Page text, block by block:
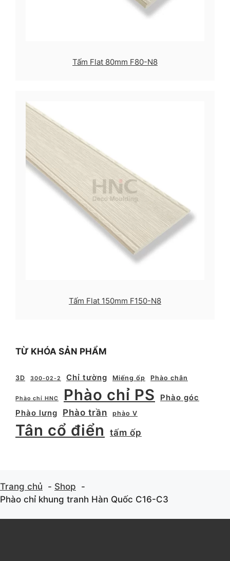
Tấm Flat 80mm F80-N8
Tấm Flat 150mm F150-N8
TỪ KHÓA SẢN PHẨM
3D 300-02-2 Chỉ tường Miếng ốp Phào chân
Phào chỉ HNC Phào chỉ PS
Phào góc
Phào lưng
Phào trần phào V
Tân cổ điển tấm ốp
Trang chủ
Shop
Phào chỉ khung tranh Hàn Quốc C16-C3